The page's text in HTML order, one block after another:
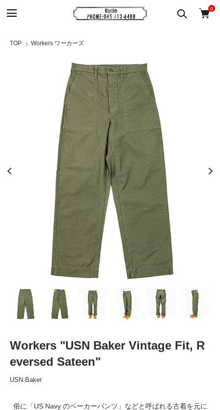
0
TOP Workers ワーカーズ
Workers "USN Baker Vintage Fit, R
eversed Sateen"
USN Baker
俗に「US Navy のベーカーパンツ」などと呼ばれる古着を元に